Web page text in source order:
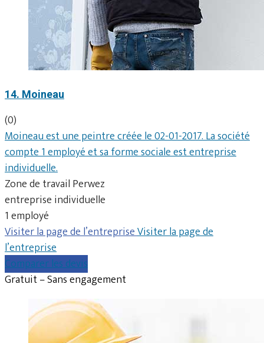
14. Moineau
(0)
Moineau est une peintre créée le 02-01-2017. La société
compte 1 employé et sa forme sociale est entreprise
individuelle.
Zone de travail Perwez
entreprise individuelle
1 employé
Visiter la page de l’entrepriseVisiter la page de
l’entreprise
Comparer les devis
Gratuit – Sans engagement